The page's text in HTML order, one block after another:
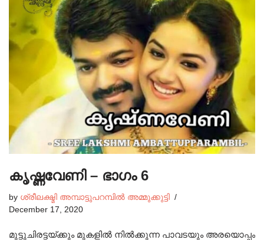
കൃഷ്ണവേണി – ഭാഗം 6
by ശ്രീലക്ഷ്മി അമ്പാട്ടുപറമ്പിൽ അമ്മുക്കുട്ടി
December 17, 2020
മുട്ടുചിരട്ടയ്ക്കും മുകളിൽ നിൽക്കുന്ന പാവടയും അരയൊപ്പം